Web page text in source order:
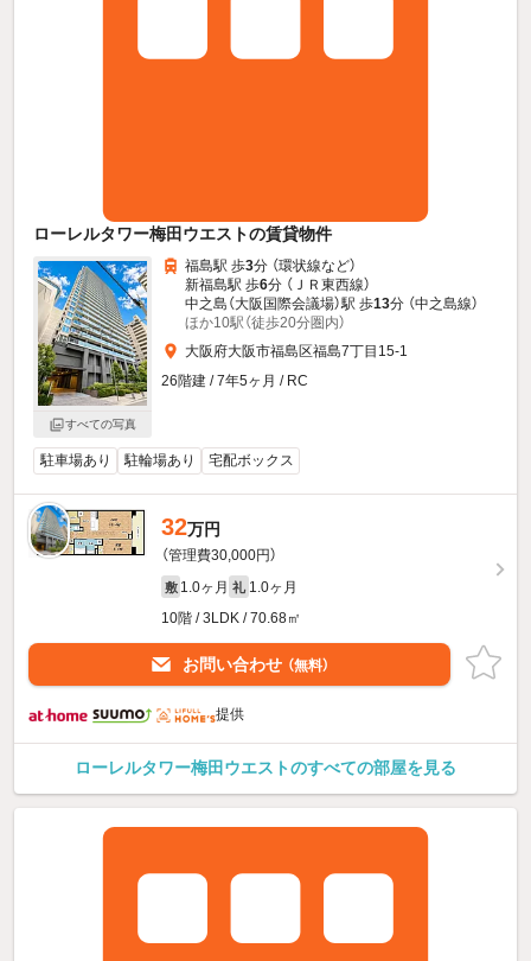
ローレルタワー梅田ウエストの賃貸物件
すべての写真
福島駅 歩3分 （環状線など）
新福島駅 歩6分 （ＪＲ東西線）
中之島（大阪国際会議場）駅 歩13分 （中之島線）
ほか10駅（徒歩20分圏内）
大阪府大阪市福島区福島7丁目15-1
26階建 / 7年5ヶ月 / RC
駐車場あり 駐輪場あり 宅配ボックス
32万円
（管理費30,000円）
敷 1.0ヶ月 礼 1.0ヶ月
10階 / 3LDK / 70.68㎡
お問い合わせ （無料）
提供
ローレルタワー梅田ウエストのすべての部屋を見る